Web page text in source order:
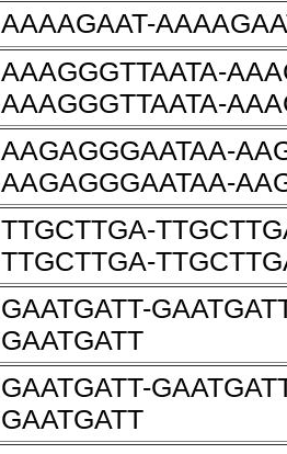
AAAAGAAT-
AAAGGGTTAATA-
AAAGGGTTAATA-
AAGAGGGAATAA-
AAGAGGGAATAA-
TTGCTTGA-
TTGCTTGA-
GAATGATT-
GAATGATT
GAATGATT-
GAATGATT